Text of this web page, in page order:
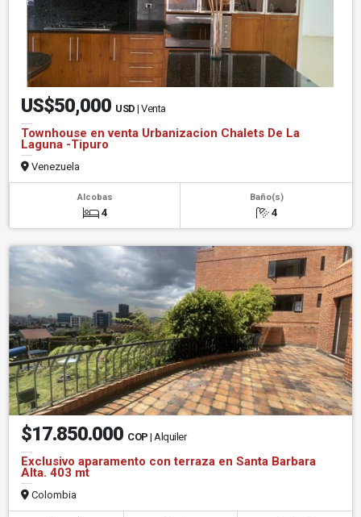
US$50,000 USD | Venta
Townhouse en venta Urbanizacion Chalets De La
Laguna -Tipuro
Venezuela
Alcobas
4
Baño(s)
4
$17.850.000 COP | Alquiler
Exclusivo aparamento con terraza en Santa Barbara
Alta. 403 mt
Colombia